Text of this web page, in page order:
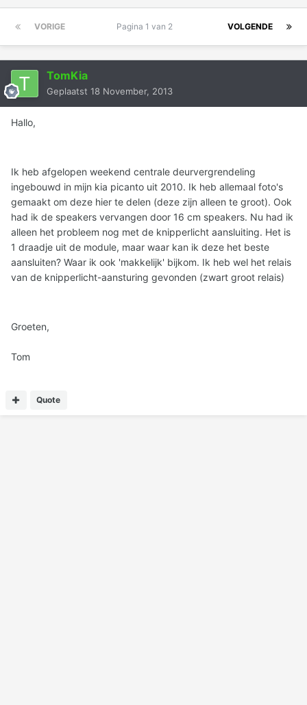
VORIGE VOLGENDE
Pagina 1 van 2
TomKia
Geplaatst 18 November, 2013
Hallo,
Ik heb afgelopen weekend centrale deurvergrendeling
ingebouwd in mijn kia picanto uit 2010. Ik heb allemaal foto's
gemaakt om deze hier te delen (deze zijn alleen te groot). Ook
had ik de speakers vervangen door 16 cm speakers. Nu had ik
alleen het probleem nog met de knipperlicht aansluiting. Het is
1 draadje uit de module, maar waar kan ik deze het beste
aansluiten? Waar ik ook 'makkelijk' bijkom. Ik heb wel het relais
van de knipperlicht-aansturing gevonden (zwart groot relais)
Groeten,
Tom
Quote